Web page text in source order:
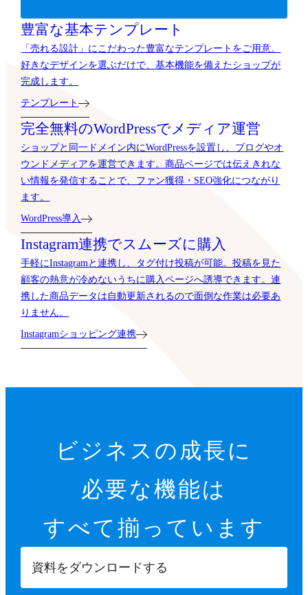
豊富な基本テンプレート
「売れる設計」にこだわった豊富なテンプレートをご用意。
好きなデザインを選ぶだけで、基本機能を備えたショップが
完成します。
テンプレート
完全無料のWordPressでメディア運営
ショップと同一ドメイン内にWordPressを設置し、ブログやオ
ウンドメディアを運営できます。商品ページでは伝えきれな
い情報を発信することで、ファン獲得・SEO強化につながり
ます。
WordPress導入
Instagram連携でスムーズに購入
手軽にInstagramと連携し、タグ付け投稿が可能。投稿を見た
顧客の熱意が冷めないうちに購入ページへ誘導できます。連
携した商品データは自動更新されるので面倒な作業は必要あ
りません。
Instagramショッピング連携
ビジネスの成長に
必要な機能は
すべて揃っています
資料をダウンロードする